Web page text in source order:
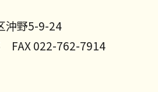
沖野5-9-24
FAX 022-762-7914